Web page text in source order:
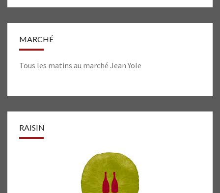
MARCHÉ
Tous les matins au marché Jean Yole
RAISIN